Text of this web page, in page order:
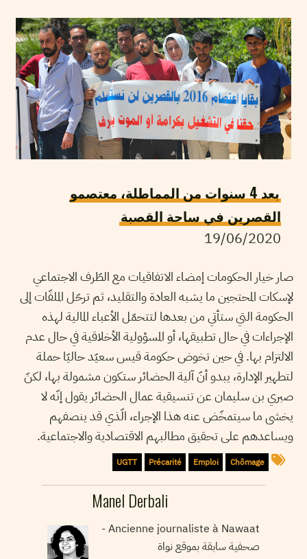
بعد 4 سنوات من المماطلة، معتصمو
القصرين في ساحة القصبة
19/06/2020
صار خيار الحكومات إمضاء الاتفاقيات مع الطّرف الاجتماعي
لإسكات المحتجين ما يشبه العادة والتقليد، ثم ترحّل الملفّات إلى
الحكومة التي ستأتي من بعدها لتتحمّل الأعباء المالية لهذه
الإجراءات في حال تطبيقها، أو المسؤولية الأخلاقية في حال عدم
الالتزام بها. في حين تخوض حكومة قيس سعيّد حاليّا حملة
لتطهير الإدارة، يبدو أنّ آلية الحضائر ستكون مشمولة بها، لكنّ
صبري بن سليمان عن تنسيقية عمال الحضائر يقول إنّه لا
يخشى ما سيتمخّض عنه هذا الإجراء، الّذي قد ينصفهم
ويساعدهم على تحقيق مطالبهم الاقتصادية والاجتماعية.
Chômage
Emploi
Précarité
UGTT
Manel Derbali
Ancienne journaliste à Nawaat -
صحفية سابقة بموقع نواة